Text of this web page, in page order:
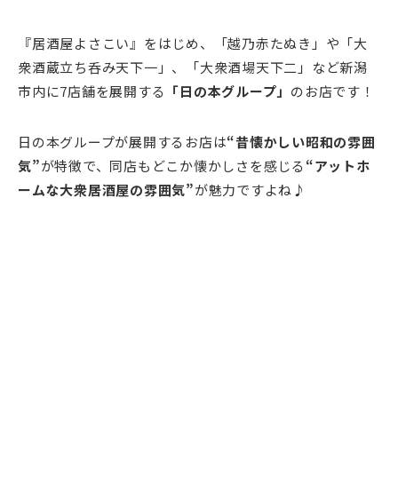
『居酒屋よさこい』をはじめ、「越乃赤たぬき」や「大
衆酒蔵立ち呑み天下一」、「大衆酒場天下二」など新潟
市内に7店舗を展開する 「日の本グループ」 のお店です！
日の本グループが展開するお店は“昔懐かしい昭和の雰囲
気”が特徴で、同店もどこか懐かしさを感じる “アットホ
ームな大衆居酒屋の雰囲気”が魅力ですよね♪